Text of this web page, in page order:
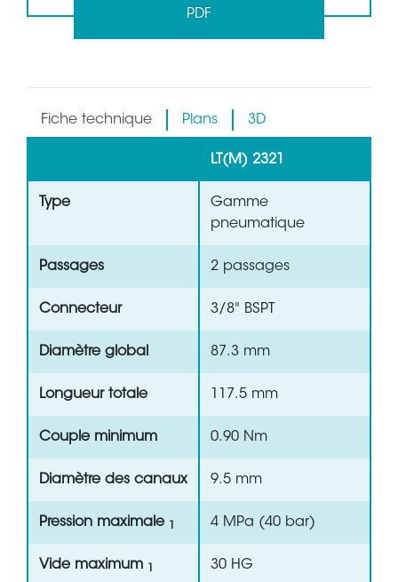
PDF
Fiche technique Plans 3D
LT(M) 2321
Type
Gamme
pneumatique
Passages 2 passages
Connecteur 3/8" BSPT
Diamètre global 87.3 mm
Longueur totale 117.5 mm
Couple minimum 0.90 Nm
Diamètre des canaux 9.5 mm
Pression maximale 4 MPa (40 bar)
Vide maximum 30 HG